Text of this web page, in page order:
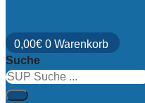
0,00€ 0 Warenkorb
Suche